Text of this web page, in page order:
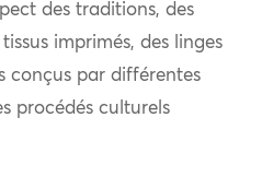
des traditions, des
imprimés, des linges
conçus par différentes
procédés culturels